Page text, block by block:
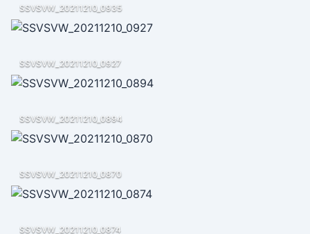
SSVSVW_20211210_0935
SSVSVW_20211210_0927
SSVSVW_20211210_0894
SSVSVW_20211210_0870
SSVSVW_20211210_0874